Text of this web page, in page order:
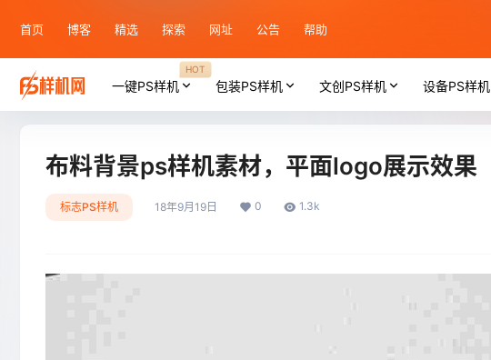
首页 博客 精选 探索 网址 公告 帮助
一键PS样机
HOT
包装PS样机 文创PS样机 设备PS样机
布料背景ps样机素材，平面logo展示效果
标志PS样机 18年9月19日 0 1.3k